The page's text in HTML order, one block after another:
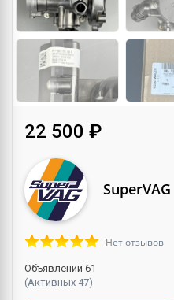
22 500 ₽
SuperVAG
Нет отзывов
Объявлений 61
(Активных 47)